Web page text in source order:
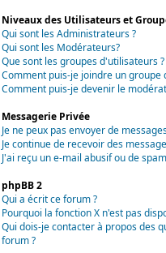
Niveaux des Utilisateurs et
Qui sont les Administrateurs ?
Qui sont les Modérateurs?
Que sont les groupes d'utilisateurs ?
Comment puis-je joindre un groupe
Comment puis-je devenir le
Messagerie Privée
Je ne peux pas envoyer de
Je continue de recevoir des
J'ai reçu un e-mail abusif ou de
phpBB 2
Qui a écrit ce forum ?
Pourquoi la fonction X n'est pas
Qui dois-je contacter à propos des
forum ?